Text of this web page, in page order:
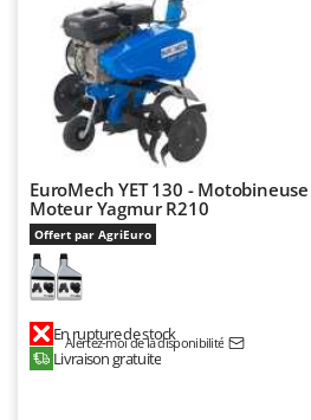
EuroMech YET 130 -
Moteur Yagmur R210
Offert par AgriEuro
En rupture de stock
Alertez-moi de la disponibilité
Livraison gratuite